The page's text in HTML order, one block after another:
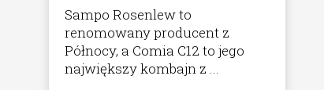
Sampo Rosenlew to
renomowany producent z
Północy, a Comia C12 to jego
największy kombajn z ...